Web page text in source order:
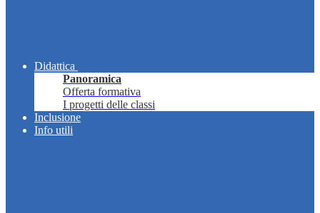
Didattica
Panoramica
Offerta formativa
I progetti delle classi
Inclusione
Info utili